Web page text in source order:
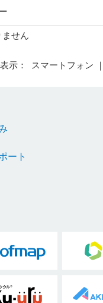
ません
表示： スマートフォン ｜
ート